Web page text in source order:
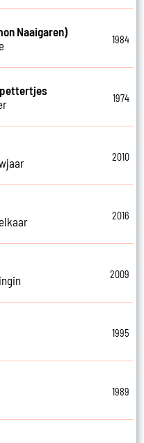
Naaigaren)
1984
1974
2010
2016
2009
1995
1989